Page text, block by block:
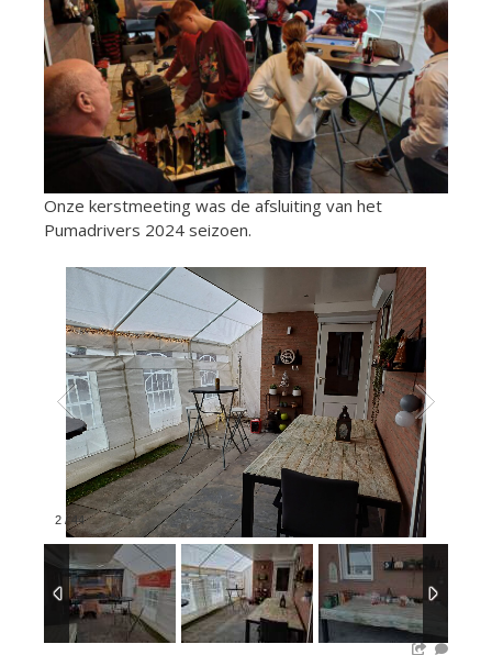
Onze kerstmeeting was de afsluiting van het
Pumadrivers 2024 seizoen.
2 /44